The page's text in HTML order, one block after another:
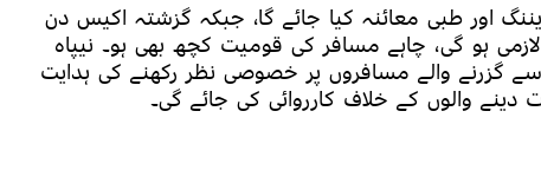
اور طبی معائنہ کیا جائے گا، جبکہ گزشتہ اکیس دن
ہو گی، چاہے مسافر کی قومیت کچھ بھی ہو۔ نیپاہ
سے گزرنے والے مسافروں پر خصوصی نظر رکھنے کی ہدایت
والوں کے خلاف کارروائی کی جائے گی۔